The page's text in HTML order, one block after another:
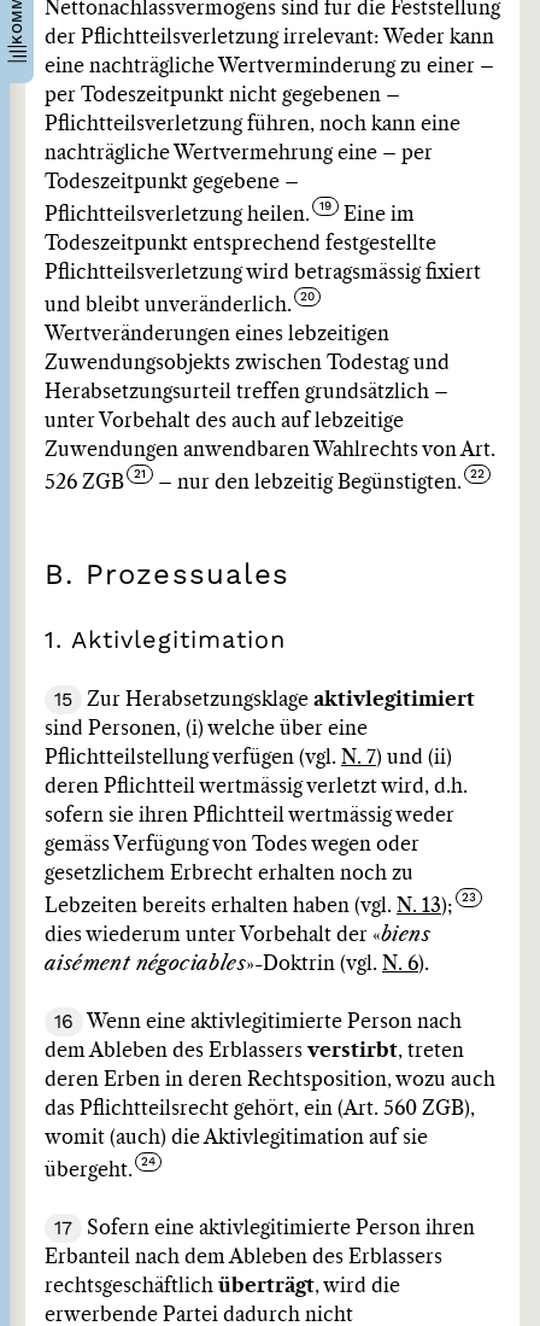
Nettonachlassvermögens sind für die Feststellung
der Pflichtteilsverletzung irrelevant: Weder kann
eine nachträgliche Wertverminderung zu einer –
per Todeszeitpunkt nicht gegebenen –
Pflichtteilsverletzung führen, noch kann eine
nachträgliche Wertvermehrung eine – per
Todeszeitpunkt gegebene –
Pflichtteilsverletzung heilen.
Eine im
Todeszeitpunkt entsprechend festgestellte
Pflichtteilsverletzung wird betragsmässig fixiert
und bleibt unveränderlich.
Wertveränderungen eines lebzeitigen
Zuwendungsobjekts zwischen Todestag und
Herabsetzungsurteil treffen grundsätzlich –
unter Vorbehalt des auch auf lebzeitige
Zuwendungen anwendbaren Wahlrechts von Art.
526 ZGB
– nur den lebzeitig Begünstigten.
B. Prozessuales
1. Aktivlegitimation
15 Zur Herabsetzungsklage aktivlegitimiert
sind Personen, (i) welche über eine
Pflichtteilstellung verfügen (vgl. N. 7) und (ii)
deren Pflichtteil wertmässig verletzt wird, d.h.
sofern sie ihren Pflichtteil wertmässig weder
gemäss Verfügung von Todes wegen oder
gesetzlichem Erbrecht erhalten noch zu
Lebzeiten bereits erhalten haben (vgl. N. 13);
dies wiederum unter Vorbehalt der «biens
aisément négociables»-Doktrin (vgl. N. 6).
16
Wenn eine aktivlegitimierte Person nach
dem Ableben des Erblassers verstirbt, treten
deren Erben in deren Rechtsposition, wozu auch
das Pflichtteilsrecht gehört, ein (Art. 560 ZGB),
womit (auch) die Aktivlegitimation auf sie
übergeht.
17
Sofern eine aktivlegitimierte Person ihren
Erbanteil nach dem Ableben des Erblassers
rechtsgeschäftlich überträgt, wird die
erwerbende Partei dadurch nicht